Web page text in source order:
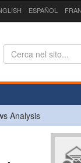
ESPAÑOL
Analysis